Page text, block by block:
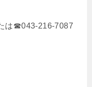
は☎043-216-7087